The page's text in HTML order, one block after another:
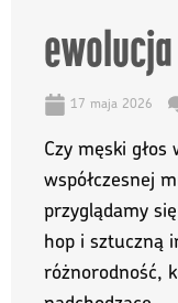
17 maja 2026
Czy męski
współczesnej
przyglądamy
hop i sztuczną
różnorodność,